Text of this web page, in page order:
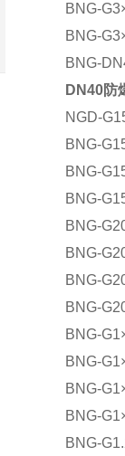
BNG-
BNG-
BNG-
DN40防
NGD-
BNG-
BNG-
BNG-
BNG-
BNG-
BNG-
BNG-
BNG-
BNG-
BNG-
BNG-
BNG-